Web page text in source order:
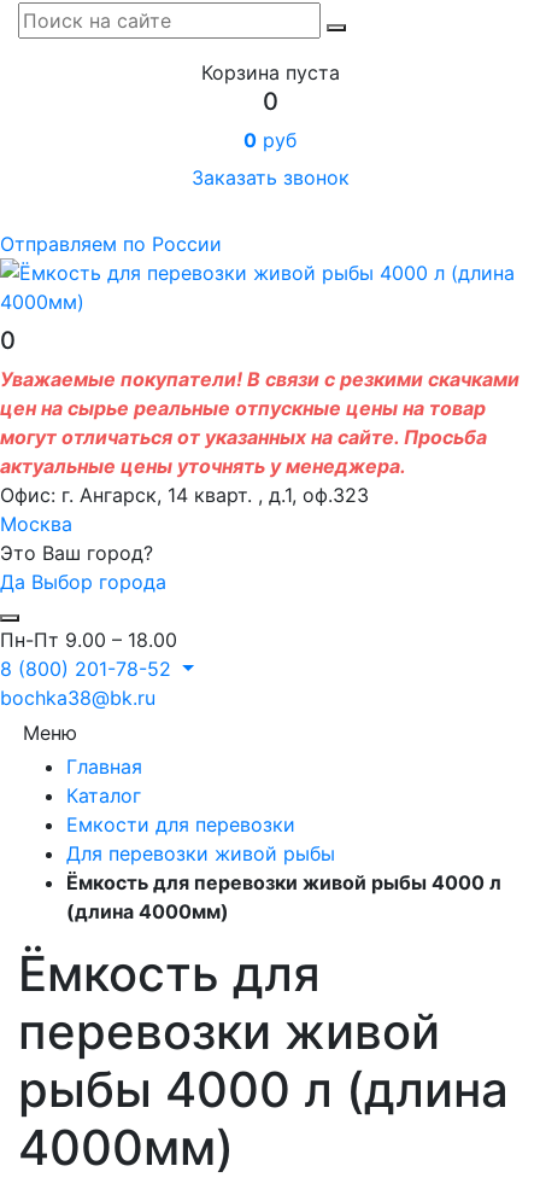
Корзина пуста
0
0 руб
Заказать звонок
Отправляем по России
0
Уважаемые покупатели! В связи с резкими скачками
цен на сырье реальные отпускные цены на товар
могут отличаться от указанных на сайте. Просьба
актуальные цены уточнять у менеджера.
Офис: г. Ангарск, 14 кварт. , д.1, оф.323
Москва
Это Ваш город?
Да Выбор города
Пн-Пт 9.00 – 18.00
8 (800) 201-78-52
bochka38@bk.ru
Меню
Главная
Каталог
Емкости для перевозки
Для перевозки живой рыбы
Ёмкость для перевозки живой рыбы 4000 л
(длина 4000мм)
Ёмкость для
перевозки живой
рыбы 4000 л (длина
4000мм)